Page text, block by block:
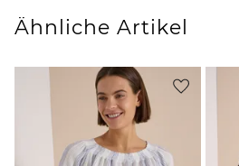
Ähnliche Artikel